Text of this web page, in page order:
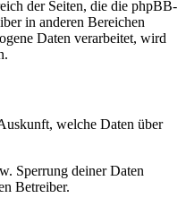
der Seiten, die die phpBB-
in anderen Bereichen
Daten verarbeitet, wird
welche Daten über
Sperrung deiner Daten
Betreiber.